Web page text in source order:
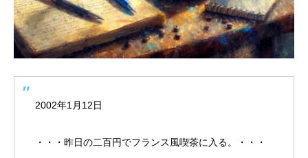
2002年1月12日
・・・昨日の二百円でフランス風喫茶に入る。・・・